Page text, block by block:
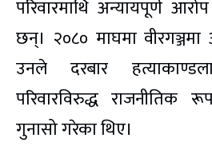
परिवारमाथि अन्यायपूर्ण
छन्। २०८० माघमा वीरगञ्जमा
उनले दरबार
परिवारविरुद्ध राजनीतिक
गुनासो गरेका थिए।